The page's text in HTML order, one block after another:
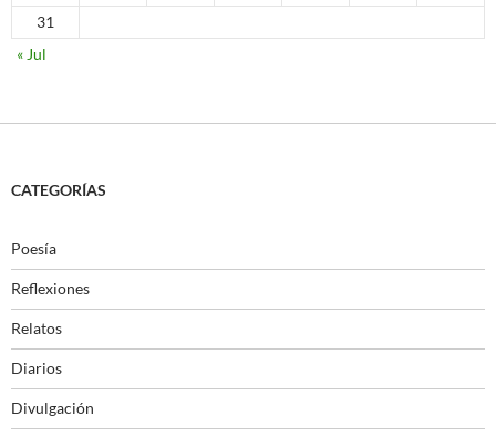
31
« Jul
CATEGORÍAS
Poesía
Reflexiones
Relatos
Diarios
Divulgación